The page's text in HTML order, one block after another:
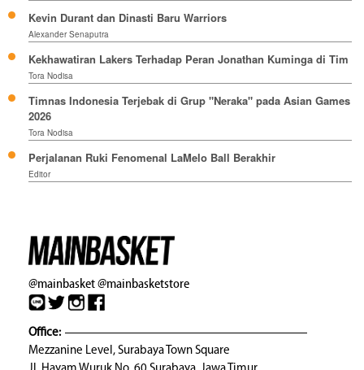
Kevin Durant dan Dinasti Baru Warriors
Alexander Senaputra
Kekhawatiran Lakers Terhadap Peran Jonathan Kuminga di Tim
Tora Nodisa
Timnas Indonesia Terjebak di Grup "Neraka" pada Asian Games
2026
Tora Nodisa
Perjalanan Ruki Fenomenal LaMelo Ball Berakhir
Editor
@mainbasket@mainbasketstore
Office:
Mezzanine Level, Surabaya Town Square